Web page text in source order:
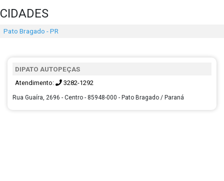
CIDADES
Pato Bragado - PR
DIPATO AUTOPEÇAS
Atendimento: 3282-1292
Rua Guaíra, 2696 - Centro - 85948-000 - Pato Bragado / Paraná